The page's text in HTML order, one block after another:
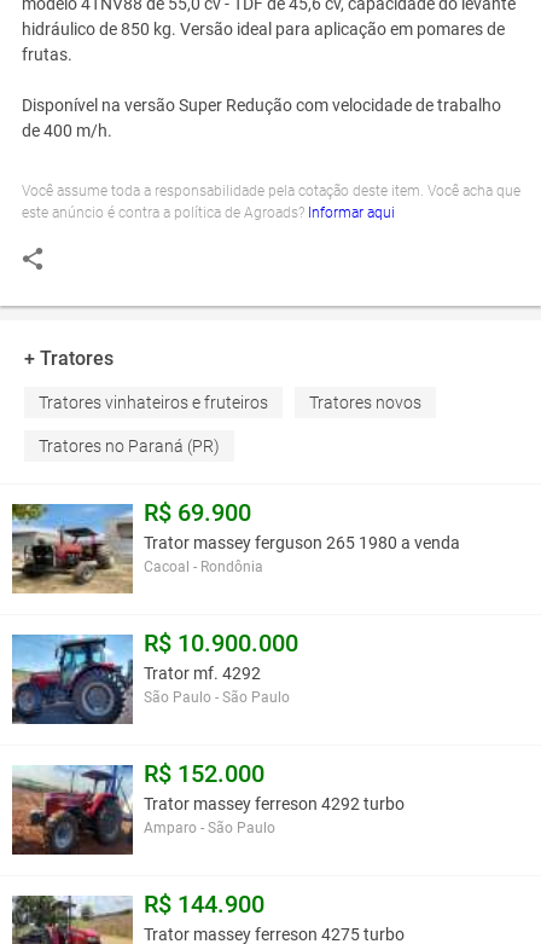
modelo 4TNV88 de 55,0 cv - TDF de 45,6 cv, capacidade do levante
hidráulico de 850 kg. Versão ideal para aplicação em pomares de
frutas.
Disponível na versão Super Redução com velocidade de trabalho
de 400 m/h.
Você assume toda a responsabilidade pela cotação deste item. Você acha que
este anúncio é contra a política de Agroads? Informar aqui
+ Tratores
Tratores vinhateiros e fruteiros Tratores novos
Tratores no Paraná (PR)
R$ 69.900
Trator massey ferguson 265 1980 a venda
Cacoal - Rondônia
R$ 10.900.000
Trator mf. 4292
São Paulo - São Paulo
R$ 152.000
Trator massey ferreson 4292 turbo
Amparo - São Paulo
R$ 144.900
Trator massey ferreson 4275 turbo